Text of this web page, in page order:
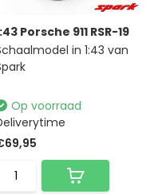
Porsche 911 RSR-19
in 1:43 van
Op voorraad